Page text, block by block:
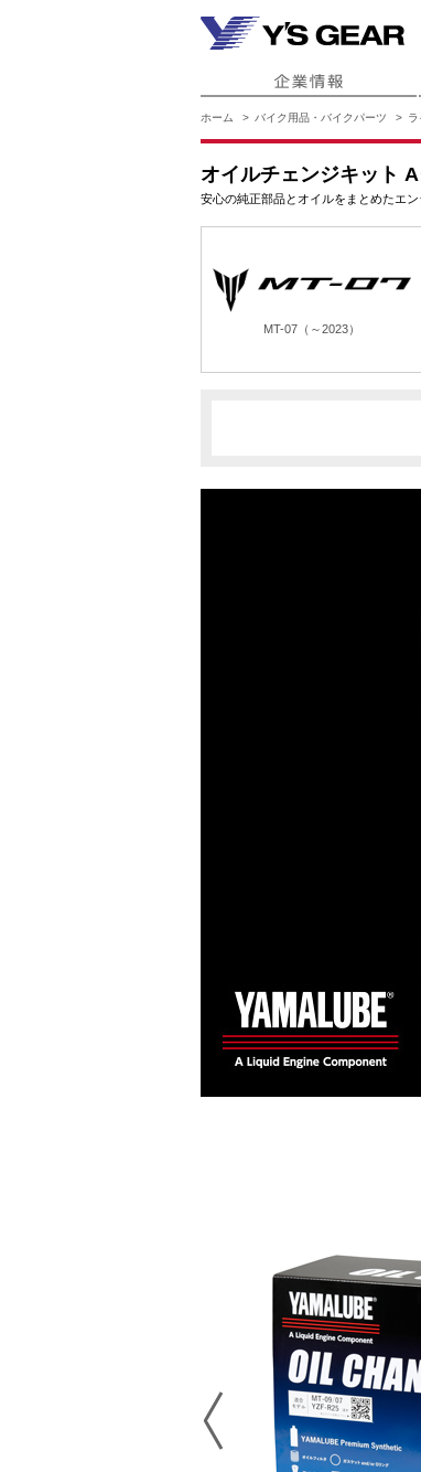
ホーム バイク用品・バイクパーツ
オイルチェンジキット
安心の純正部品とオイルをまとめたエ
MT-07（～2023）